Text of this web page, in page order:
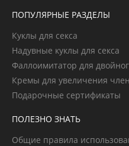
ПОПУЛЯРНЫЕ РАЗДЕЛЫ
Куклы для секса
Надувные куклы для секса
Фаллоимитатор для
Кремы для увеличения
Подарочные сертификаты
ПОЛЕЗНО ЗНАТЬ
Общие правила